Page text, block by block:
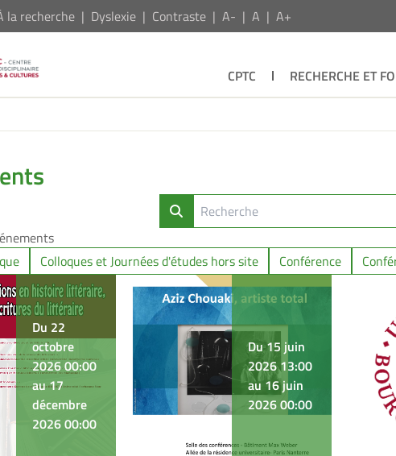
la recherche Dyslexie Contraste A- A A+
CPTC RECHERCHE ET
Colloques et Journées d'études hors site Conférence
Du 22
octobre
2026 00:00
au 17
décembre
2026 00:00
Du 15 juin
2026 13:00
au 16 juin
2026 00:00